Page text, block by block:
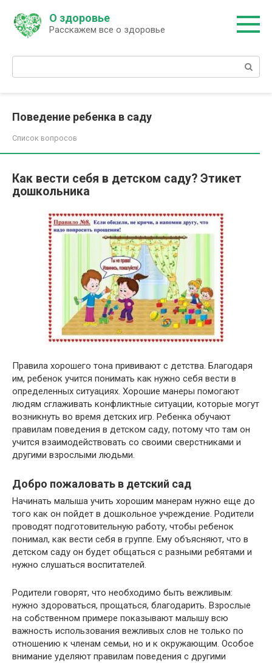
контенту
О здоровье
Расскажем все о здоровье
Поиск:
Поведение ребенка в саду
Список вопросов
Как вести себя в детском саду? Этикет
дошкольника
Правила хорошего тона прививают с детства. Благодаря
им, ребенок учится понимать как нужно себя вести в
определенных ситуациях. Хорошие манеры помогают
людям сглаживать конфликтные ситуации, которые могут
возникнуть во время детских игр. Ребенка обучают
правилам поведения в детском саду, потому что там он
учится взаимодействовать со своими сверстниками и
другими взрослыми людьми.
Добро пожаловать в детский сад
Начинать малыша учить хорошим манерам нужно еще до
того как он пойдет в дошкольное учреждение. Родители
проводят подготовительную работу, чтобы ребенок
понимал, как вести себя в группе. Ему объясняют, что в
детском саду он будет общаться с разными ребятами и
нужно слушаться воспитателей.
Родители говорят, что необходимо быть вежливым:
нужно здороваться, прощаться, благодарить. Взрослые
на собственном примере показывают малышу всю
важность использования вежливых слов не только по
отношению к членам семьи, но и к окружающим. Особое
внимание уделяют правилам поведения с другими